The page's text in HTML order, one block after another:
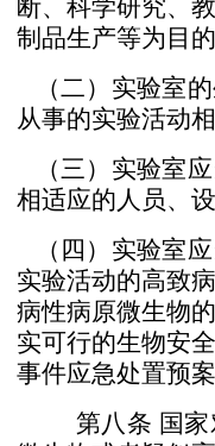
断、科学研究、
制品生产等为目的
（二）实验室
从事的实验活动
（三）实验室
相适应的人 员、
（四）实验室
实验活动的高致
病性病原微生物
实可行的生物安
事件应急处置预
第八条 国